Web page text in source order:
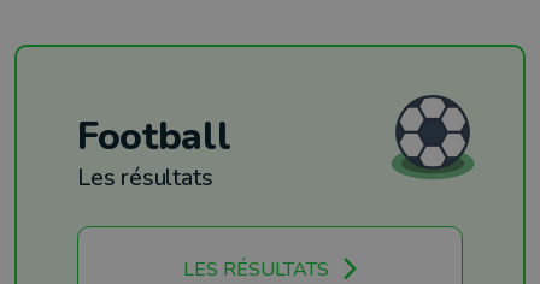
Football
Les résultats
LES RÉSULTATS